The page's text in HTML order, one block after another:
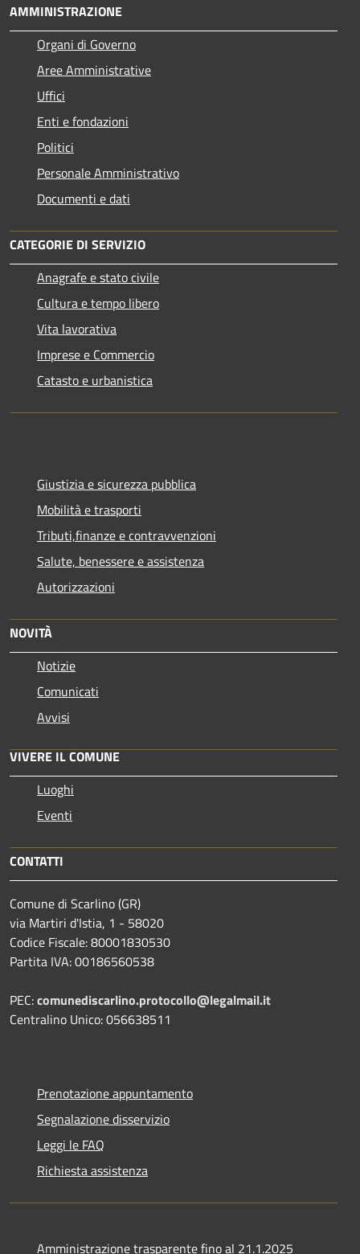
AMMINISTRAZIONE
Organi di Governo
Aree Amministrative
Uffici
Enti e fondazioni
Politici
Personale Amministrativo
Documenti e dati
CATEGORIE DI SERVIZIO
Anagrafe e stato civile
Cultura e tempo libero
Vita lavorativa
Imprese e Commercio
Catasto e urbanistica
Giustizia e sicurezza pubblica
Mobilità e trasporti
Tributi,finanze e contravvenzioni
Salute, benessere e assistenza
Autorizzazioni
NOVITÀ
Notizie
Comunicati
Avvisi
VIVERE IL COMUNE
Luoghi
Eventi
CONTATTI
Comune di Scarlino (GR)
via Martiri d'Istia, 1 - 58020
Codice Fiscale: 80001830530
Partita IVA: 00186560538
PEC:comunediscarlino.protocollo@legalmail.it
Centralino Unico: 056638511
Prenotazione appuntamento
Segnalazione disservizio
Leggi le FAQ
Richiesta assistenza
Amministrazione trasparente fino al 21.1.2025